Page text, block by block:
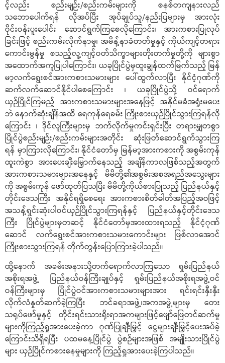
င့်လည်း စည်းမျဉ်း/စည်းကမ်းများကို စနစ်တကျနားလည်
သဘောပေါက်ရန် လိုအပ်ပြီး အုပ်ချုပ်သူ/နည်းပြများမှ အားလုံး
ဝိုင်းဝန်းပူးပေါင်း ဆောင်ရွက်ကြစေလိုကြောင်း၊ အားကစားပြုလုပ်
ခြင်းဖြင့် စည်းကမ်းလိုက်နာမှု၊ အမိန့်နာခံတတ်မှုနှင့် ကိုယ်ကျင့်တရား
ကောင်းမွန်မှု စသည့်လူ့ကျင့်ဝတ်သိက္ခာများတိုးတက်မှုတို့ကို များစွာ
အထောက်အကူပြုပါကြောင်း၊ ယခုပြိုင်ပွဲမှထူးချွန်ထက်မြက်သည့် မြန်
မာ့လက်ရွေးစင်အားကစားသမားများ ပေါ်ထွက်လာပြီး နိုင်ငံ့ဂုဏ်ကို
ဆက်လက်ဆောင်နိုင်ပါစေကြောင်း ၊ ယခုပြိုင်ပွဲသို့ ဝင်ရောက်
ယှဉ်ပြိုင်ကြမည့် အားကစားသမားများအနေဖြင့် အနိုင်မခံအရှုံးမပေး
ဘဲ နောက်ဆုံးချိန်အထိ ရေကုန်ရေခမ်း ကြိုးစားယှဉ်ပြိုင်သွားကြရန်လို
ကြောင်း ၊ ဒိုင်လူကြီးများမှ ဘက်လိုက်မှုကင်းရှင်းပြီး တရားမျှတစွာ
ပြိုင်ပွဲစည်းမျဉ်း/စည်းကမ်းများအတိုင်း ဆုံးဖြတ်ဆောင်ရွက်သွားကြ
ရန် မှာကြားလိုကြောင်း၊ နိုင်ငံတော်မှ မြန်မာ့အားကစားကို အစွမ်းကုန်
ထူးကဲစွာ အားပေးချီးမြှောက်နေသည့် အချိန်ကာလဖြစ်သည့်အတွက်
အားကစားသမားများအနေနှင့် မိမိတို့၏အစွမ်းအစအရည်အသွေးများ
ကို အစွမ်းကုန် ဖော်ထုတ်ပြသပြီး မိမိတို့ကိုယ်စားပြုသည့် ပြည်နယ်နှင့်
တိုင်းဒေသကြီး အနိုင်ရရှိစေရေး အားကစားစိတ်ဓါတ်အပြည့်အဝဖြင့်
အသန့်ရှင်းဆုံးပါဝင်ယှဉ်ပြိုင်သွားကြရန်နှင့် ပြည်နယ်နှင့်တိုင်းဒေသ
ကြီး ပြိုင်ပွဲများမှတဆင့် နိုင်ငံတော်မှအားထားရသည့် နိုင်ငံ့ဂုဏ်
ဆောင် လက်ရွေးစင်အားကစားသမားကောင်းများ ဖြစ်လာအောင်
ကြိုးစားသွားကြရန် တိုက်တွန်းပြောကြားခဲ့ပါသည်။
ထို့နောက် အခမ်းအနားသို့တက်ရောက်လာကြသော ရှမ်းပြည်နယ်
အစိုးရအဖွဲ့ ပြည်နယ်ဝန်ကြီးချုပ်နှင့် ရှမ်းပြည်နယ်အစိုးရအဖွဲ့ဝင်
ဝန်ကြီးများမှ ပြိုင်ပွဲဝင်အားကစားသမားများအား ရင်းရင်းနှီးနှီး
လိုက်လံနှုတ်ဆက်ခဲ့ကြပြီး ဘင်ခရာအဖွဲ့၊အကအဖွဲ့များမှ တေး
သရုပ်ဖော်မှုနှင့် တိုင်းရင်းသားရိုးရာအကများဖြင့်ဖျော်ဖြေတင်ဆက်မှု
များကိုကြည့်ရှုအားပေးခဲ့ကာ ဂုဏ်ပြုချီးမြှင့် ငွေများချီးမြှင့်ပေးအပ်ခဲ့
ကြောင်းသိရှိရပြီး ပထမနေ့ပြိုင်ပွဲ ပွဲစဉ်များအဖြစ် အမျိုးသားပြိုင်ပွဲ
များ ယှဉ်ပြိုင်ကစားနေမှုများကို ကြည့်ရှုအားပေးခဲ့ကြပါသည်။